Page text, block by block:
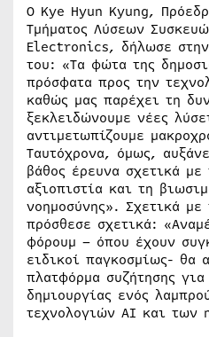
Ο Kye Hyun Kyung,
Τμήματος Λύσεων
Electronics, δήλωσε στην
του: «Τα φώτα της
πρόσφατα προς την
καθώς μας παρέχει τη
ξεκλειδώνουμε νέες
αντιμετωπίζουμε
Ταυτόχρονα, όμως,
βάθος έρευνα σχετικά
αξιοπιστία και τη
νοημοσύνης». Σχετικά
πρόσθεσε σχετικά:
φόρουμ – όπου έχουν
ειδικοί παγκοσμίως- θα
πλατφόρμα συζήτησης
δημιουργίας ενός
τεχνολογιών AI και των